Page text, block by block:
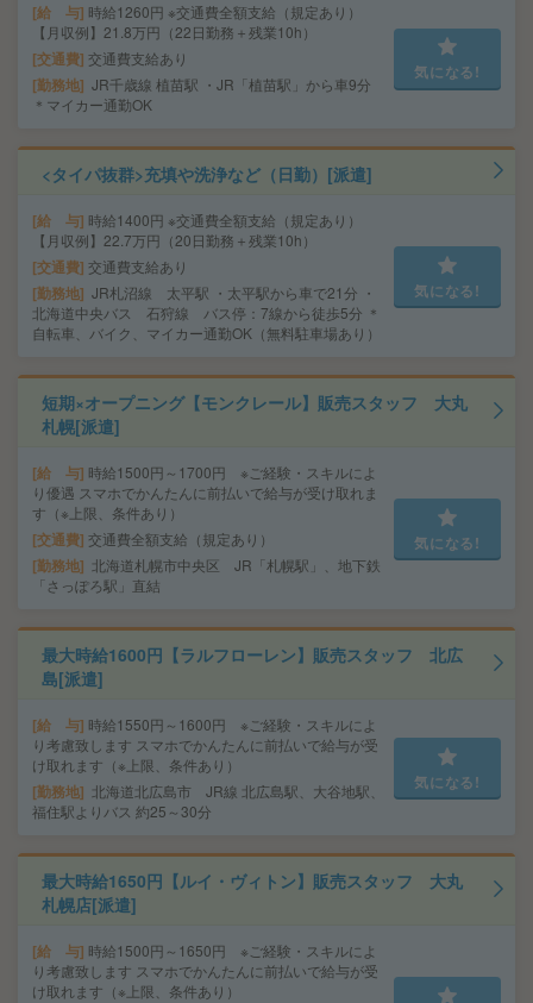
給 与 時給1260円 ※交通費全額支給（規定あり）
【月収例】21.8万円（22日勤務＋残業10h）
交通費 交通費支給あり
勤務地 JR千歳線 植苗駅 ・JR「植苗駅」から車9分
＊マイカー通勤OK
気になる!
<タイパ抜群>充填や洗浄など（日勤）[派遣]
給 与 時給1400円 ※交通費全額支給（規定あり）
【月収例】22.7万円（20日勤務＋残業10h）
交通費 交通費支給あり
勤務地 JR札沼線 太平駅 ・太平駅から車で21分 ・
北海道中央バス 石狩線 バス停：7線から徒歩5分 ＊
自転車、バイク、マイカー通勤OK（無料駐車場あり）
気になる!
短期×オープニング【モンクレール】販売スタッフ 大丸
札幌[派遣]
給 与 時給1500円～1700円 ※ご経験・スキルによ
り優遇 スマホでかんたんに前払いで給与が受け取れま
す（※上限、条件あり）
交通費 交通費全額支給（規定あり）
勤務地
北海道札幌市中央区 JR「札幌駅」、地下鉄
「さっぽろ駅」直結
気になる!
最大時給1600円【ラルフローレン】販売スタッフ 北広
島[派遣]
給 与 時給1550円～1600円 ※ご経験・スキルによ
り考慮致します スマホでかんたんに前払いで給与が受
け取れます（※上限、条件あり）
勤務地
北海道北広島市 JR線 北広島駅、大谷地駅、
福住駅よりバス 約25～30分
気になる!
最大時給1650円【ルイ・ヴィトン】販売スタッフ 大丸
札幌店[派遣]
給 与 時給1500円～1650円 ※ご経験・スキルによ
り考慮致します スマホでかんたんに前払いで給与が受
け取れます（※上限、条件あり）